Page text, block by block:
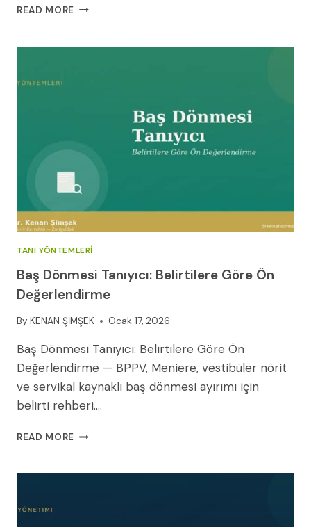
READ MORE BAŞ
TÜRLERI
TANI YÖNTEMLERI
Baş Dönmesi Tanıyıcı: Belirtilere Göre Ön
Değerlendirme
By KENAN ŞİMŞEK Ocak 17, 2026
Baş Dönmesi Tanıyıcı: Belirtilere Göre Ön
Değerlendirme — BPPV, Meniere, vestibüler nörit
ve servikal kaynaklı baş dönmesi ayırımı için
belirti rehberi….
READ MORE BAŞ